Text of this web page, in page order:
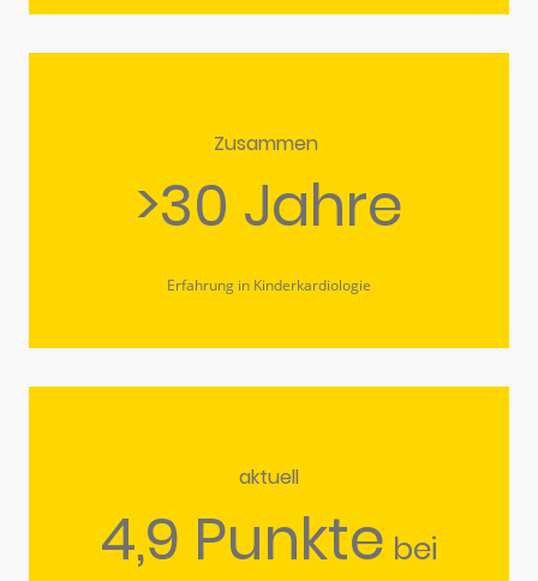
Zusammen
>30 Jahre
Erfahrung in Kinderkardiologie
aktuell
4,9 Punkte bei